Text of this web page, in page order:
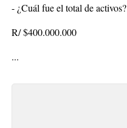
- ¿Cuál fue el total de activos?
R/ $400.000.000
...